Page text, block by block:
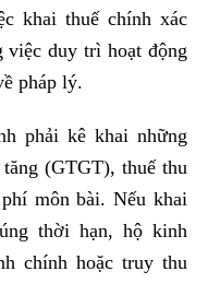
khai thuế chính xác
việc duy trì hoạt động
pháp lý.
phải kê khai những
(GTGT), thuế thu
môn bài. Nếu khai
thời hạn, hộ kinh
chính hoặc truy thu